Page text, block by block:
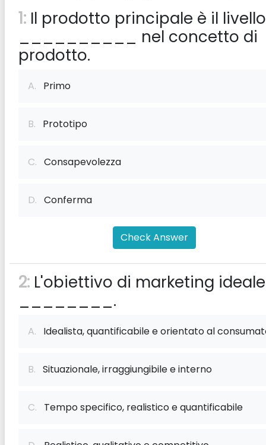
1: Il prodotto principale è il livello
__________ nel concetto di
prodotto.
A. Primo
B. Prototipo
C. Consapevolezza
D. Conferma
Check Answer
2: L'obiettivo di marketing
________.
A. Idealista, quantificabile e orientato al
B. Situazionale, irraggiungibile e interno
C. Tempo specifico, realistico e quantificabile